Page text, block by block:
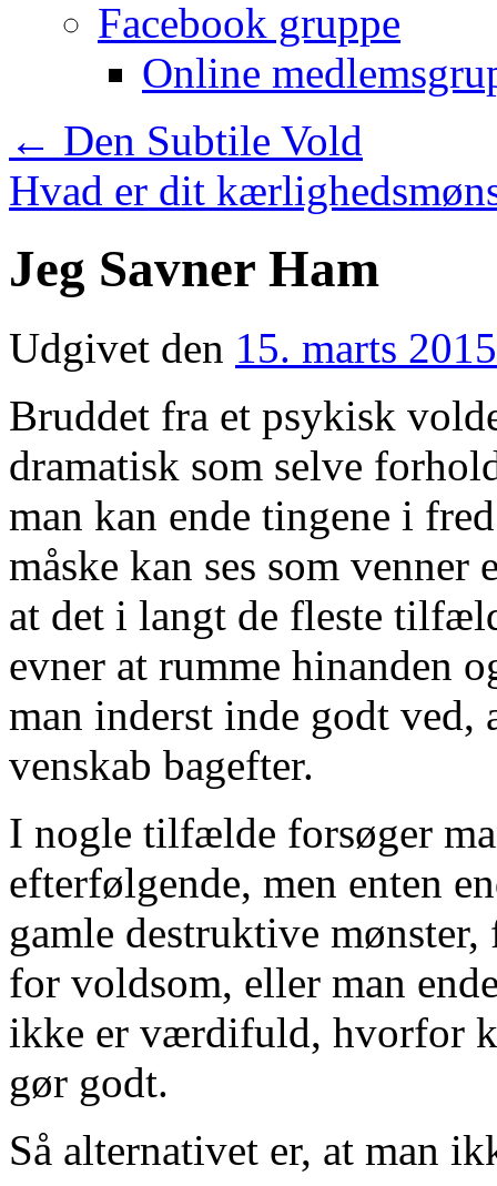
Facebook gruppe
Online
← Den Subtile Vold
Hvad er dit
Jeg Savner Ham
Udgivet den 15. marts 2015
Bruddet fra et psykisk
dramatisk som selve
man kan ende tingene i
måske kan ses som venner
at det i langt de fleste
evner at rumme hinanden
man inderst inde godt
venskab bagefter.
I nogle tilfælde forsøger
efterfølgende, men enten
gamle destruktive
for voldsom, eller man
ikke er værdifuld, hvorfor
gør godt.
Så alternativet er, at man